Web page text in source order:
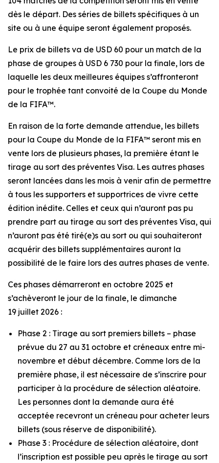
dès le départ. Des séries de billets spécifiques à un
site ou à une équipe seront également proposés.
Le prix de billets va de USD 60 pour un match de la
phase de groupes à USD 6 730 pour la finale, lors de
laquelle les deux meilleures équipes s’affronteront
pour le trophée tant convoité de la Coupe du Monde
de la FIFA™.
En raison de la forte demande attendue, les billets
pour la Coupe du Monde de la FIFA™ seront mis en
vente lors de plusieurs phases, la première étant le
tirage au sort des préventes Visa. Les autres phases
seront lancées dans les mois à venir afin de permettre
à tous les supporters et supportrices de vivre cette
édition inédite. Celles et ceux qui n’auront pas pu
prendre part au tirage au sort des préventes Visa, qui
n’auront pas été tiré(e)s au sort ou qui souhaiteront
acquérir des billets supplémentaires auront la
possibilité de le faire lors des autres phases de vente.
Ces phases démarreront en octobre 2025 et
s’achèveront le jour de la finale, le dimanche
19 juillet 2026 :
Phase 2 : Tirage au sort premiers billets – phase
prévue du 27 au 31 octobre et créneaux entre mi-
novembre et début décembre. Comme lors de la
première phase, il est nécessaire de s’inscrire pour
participer à la procédure de sélection aléatoire.
Les personnes dont la demande aura été
acceptée recevront un créneau pour acheter leurs
billets (sous réserve de disponibilité).
Phase 3 : Procédure de sélection aléatoire, dont
l’inscription est possible peu après le tirage au sort